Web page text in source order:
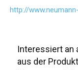
http://
Interessiert an
aus der